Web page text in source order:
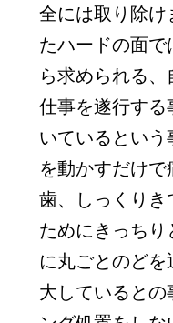
全には取り除け
たハードの面
ら求められる
仕事を遂行する
いているとい
を動かすだけ
歯、しっくりき
ためにきっち
に丸ごとのど
大しているとの